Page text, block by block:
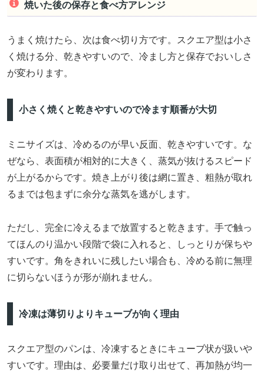
焼いた後の保存と食べ方アレンジ
うまく焼けたら、次は食べ切り方です。スクエア型は小さ
く焼ける分、乾きやすいので、冷まし方と保存でおいしさ
が変わります。
小さく焼くと乾きやすいので冷ます順番が大切
ミニサイズは、冷めるのが早い反面、乾きやすいです。な
ぜなら、表面積が相対的に大きく、蒸気が抜けるスピード
が上がるからです。焼き上がり後は網に置き、粗熱が取れ
るまでは包まずに余分な蒸気を逃がします。
ただし、完全に冷えるまで放置すると乾きます。手で触っ
てほんのり温かい段階で袋に入れると、しっとりが保ちや
すいです。角をきれいに残したい場合も、冷める前に無理
に切らないほうが形が崩れません。
冷凍は薄切りよりキューブが向く理由
スクエア型のパンは、冷凍するときにキューブ状が扱いや
すいです。理由は、必要量だけ取り出せて、再加熱が均一